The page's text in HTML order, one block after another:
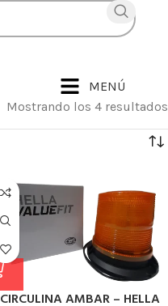
MENÚ
Mostrando los 4 resultados
CIRCULINA AMBAR – HELLA